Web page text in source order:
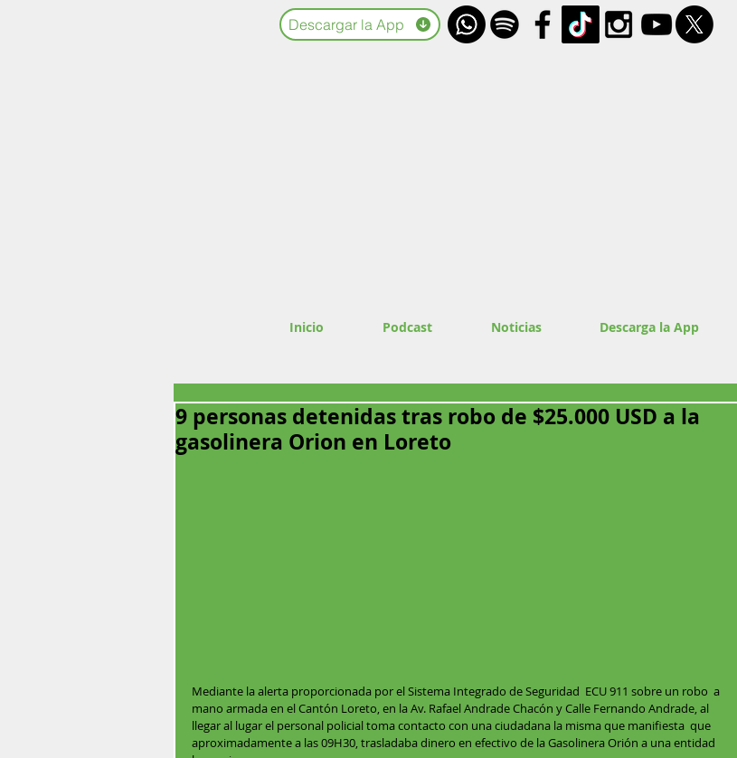
Descargar la App
Inicio Podcast Noticias Descarga la App
9 personas detenidas tras robo de $25.000 USD a la
gasolinera Orion en Loreto
Mediante la alerta proporcionada por el Sistema Integrado de Seguridad  ECU 911 sobre un robo  a
mano armada en el Cantón Loreto, en la Av. Rafael Andrade Chacón y Calle Fernando Andrade, al
llegar al lugar el personal policial toma contacto con una ciudadana la misma que manifiesta  que
aproximadamente a las 09H30, trasladaba dinero en efectivo de la Gasolinera Orión a una entidad